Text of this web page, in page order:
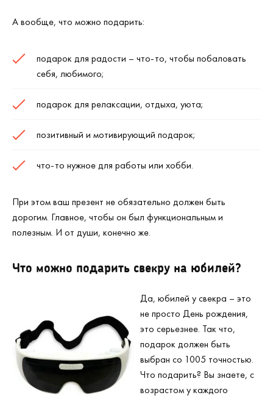
А вообще, что можно подарить:
подарок для радости – что-то, чтобы побаловать
себя, любимого;
подарок для релаксации, отдыха, уюта;
позитивный и мотивирующий подарок;
что-то нужное для работы или хобби.
При этом ваш презент не обязательно должен быть
дорогим. Главное, чтобы он был функциональным и
полезным. И от души, конечно же.
Что можно подарить свекру на юбилей?
Да, юбилей у свекра – это
не просто День рождения,
это серьезнее. Так что,
подарок должен быть
выбран со 1005 точностью.
Что подарить? Вы знаете, с
возрастом у каждого